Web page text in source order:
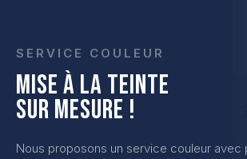
SERVICE COULEUR
MISE À LA TEINTE
SUR MESURE !
Nous proposons un service couleur avec